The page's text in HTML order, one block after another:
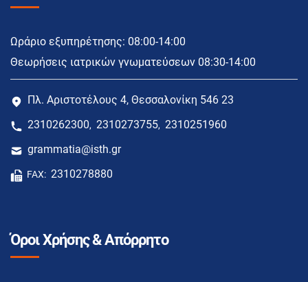
Ωράριο εξυπηρέτησης: 08:00-14:00
Θεωρήσεις ιατρικών γνωματεύσεων 08:30-14:00
Πλ. Αριστοτέλους 4, Θεσσαλονίκη 546 23
2310262300, 2310273755, 2310251960
grammatia@isth.gr
FAX: 2310278880
Όροι Χρήσης & Απόρρητο